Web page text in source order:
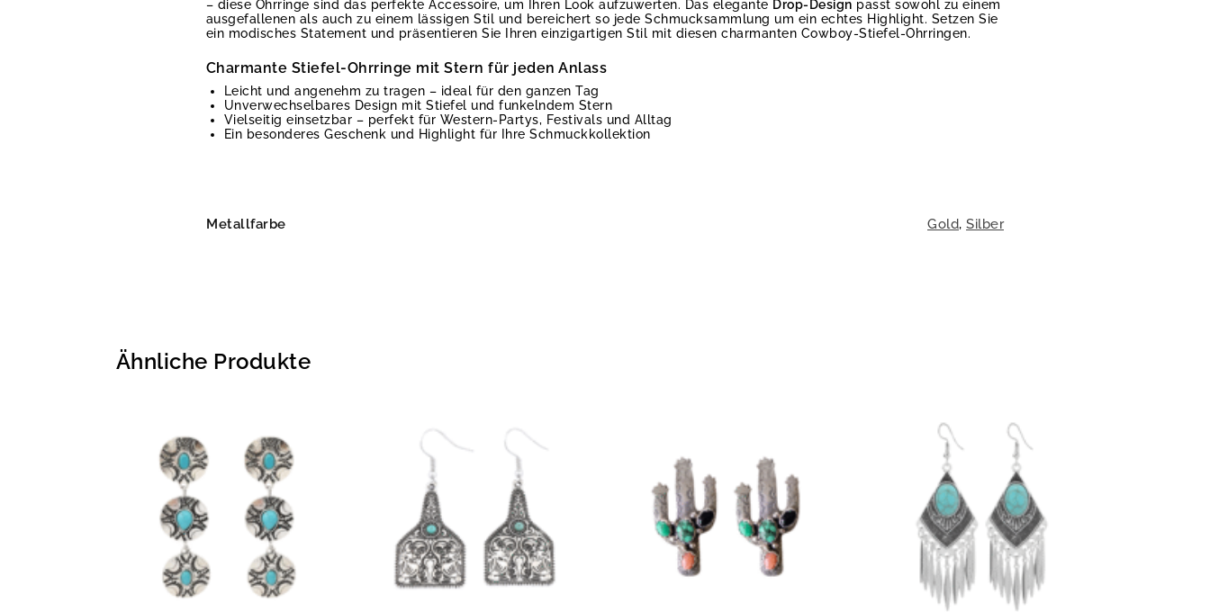
– diese Ohrringe sind das perfekte Accessoire, um Ihren Look aufzuwerten. Das elegante Drop-Design passt sowohl zu einem
ausgefallenen als auch zu einem lässigen Stil und bereichert so jede Schmucksammlung um ein echtes Highlight. Setzen Sie
ein modisches Statement und präsentieren Sie Ihren einzigartigen Stil mit diesen charmanten Cowboy-Stiefel-Ohrringen.
Charmante Stiefel-Ohrringe mit Stern für jeden Anlass
Leicht und angenehm zu tragen – ideal für den ganzen Tag
Unverwechselbares Design mit Stiefel und funkelndem Stern
Vielseitig einsetzbar – perfekt für Western-Partys, Festivals und Alltag
Ein besonderes Geschenk und Highlight für Ihre Schmuckkollektion
Metallfarbe Gold, Silber
Ähnliche Produkte